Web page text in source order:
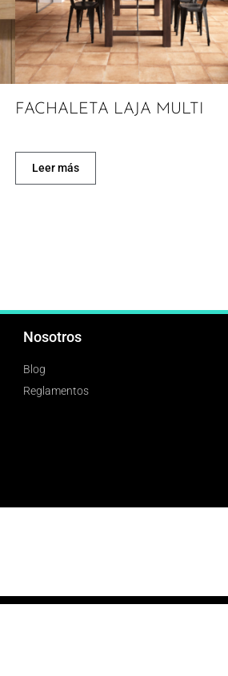
FACHALETA LAJA MULTI
Leer más
Nosotros
Blog
Reglamentos